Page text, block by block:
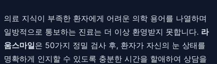
의료 지식이 부족한 환자에게 어려운 의학 용어를 나열하며
일방적으로 통보하는 진료는 더 이상 환영받지 못합니다. 라
움스마일은 50가지 정밀 검사 후, 환자가 자신의 눈 상태를
명확하게 인지할 수 있도록 충분한 시간을 할애하여 상담을